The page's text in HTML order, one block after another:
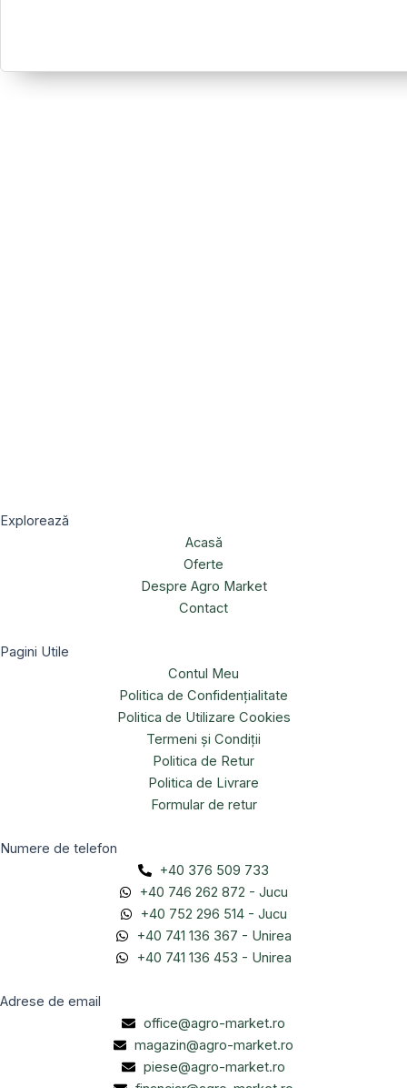
Explorează
Acasă
Oferte
Despre Agro Market
Contact
Pagini Utile
Contul Meu
Politica de Confidențialitate
Politica de Utilizare Cookies
Termeni și Condiții
Politica de Retur
Politica de Livrare
Formular de retur
Numere de telefon
+40 376 509 733
+40 746 262 872 - Jucu
+40 752 296 514 - Jucu
+40 741 136 367 - Unirea
+40 741 136 453 - Unirea
Adrese de email
office@agro-market.ro
magazin@agro-market.ro
piese@agro-market.ro